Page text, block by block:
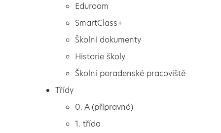
Pro budoucí prvňáčky
Rozvrhy hodin
Školská rada
Eduroam
SmartClass+
Školní dokumenty
Historie školy
Školní poradenské pracoviště
Třídy
0. A (přípravná)
1. třída
Další skvělý úspěch Niny
ve vědomostní soutěži